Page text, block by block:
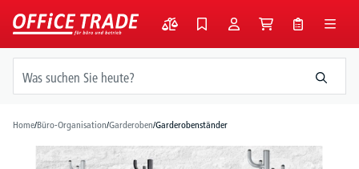
springen
Home/Büro-Organisation/Garderoben/Garderobenständer
Bildergalerie überspringen